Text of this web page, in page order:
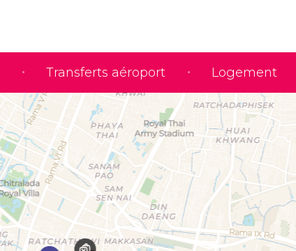
Transferts aéroport Logement